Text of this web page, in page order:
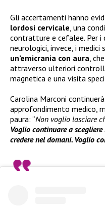
Gli accertamenti hanno
lordosi cervicale , una
contratture e cefalee. Per
neurologici, invece, i
un’emicrania con aura ,
attraverso ulteriori
magnetica e una visita
Carolina Marconi
approfondimento medico,
paura: “Non voglio lasciare
Voglio continuare a
credere nel domani. Voglio